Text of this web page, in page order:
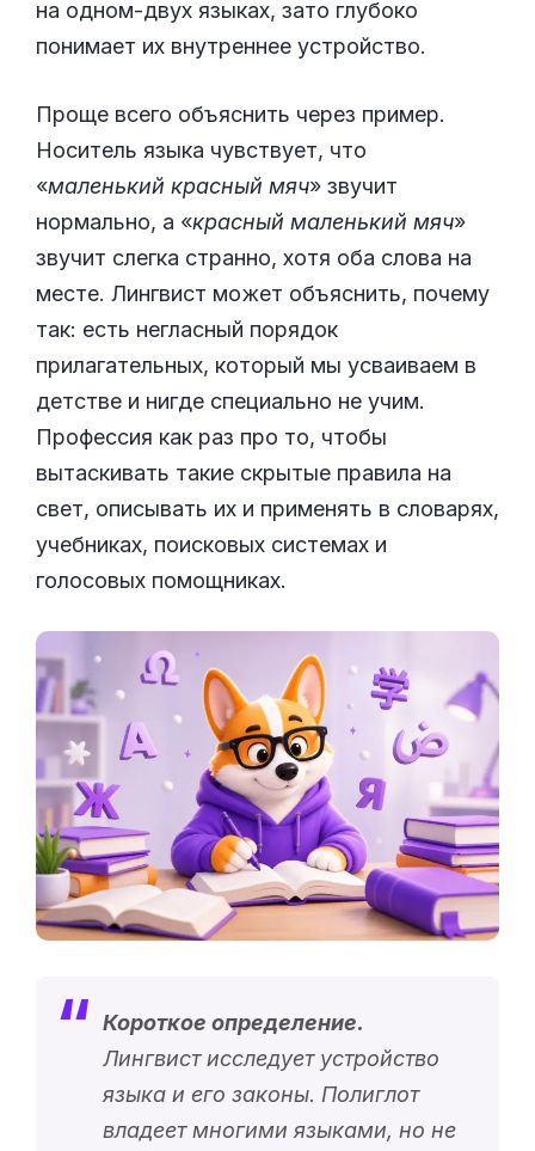
на одном-двух языках, зато глубоко
понимает их внутреннее устройство.
Проще всего объяснить через пример.
Носитель языка чувствует, что
«маленький красный мяч» звучит
нормально, а «красный маленький мяч»
звучит слегка странно, хотя оба слова на
месте. Лингвист может объяснить, почему
так: есть негласный порядок
прилагательных, который мы усваиваем в
детстве и нигде специально не учим.
Профессия как раз про то, чтобы
вытаскивать такие скрытые правила на
свет, описывать их и применять в словарях,
учебниках, поисковых системах и
голосовых помощниках.
Короткое определение.
Лингвист исследует устройство
языка и его законы. Полиглот
владеет многими языками, но не